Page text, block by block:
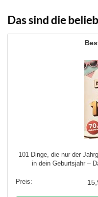
Das sind die
101 Dinge, die nur der
in dein Geburtsjahr –